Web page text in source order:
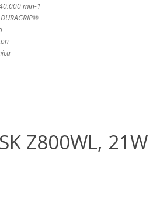
min-1
Z800WL, 21W